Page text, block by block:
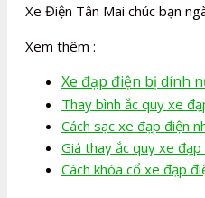
Xe Điện Tân Mai chúc bạn
Xem thêm :
Xe đạp điện bị dính
Thay bình ắc quy xe
Cách sạc xe đạp điện
Giá thay ắc quy xe đạp
Cách khóa cổ xe đạp